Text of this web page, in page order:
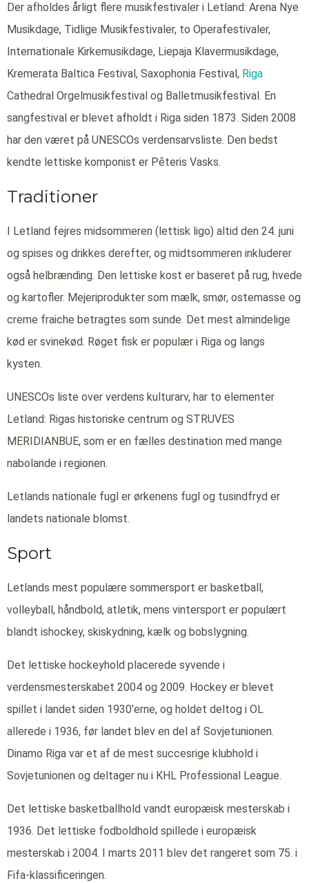
Der afholdes årligt flere musikfestivaler i Letland: Arena Nye
Musikdage, Tidlige Musikfestivaler, to Operafestivaler,
Internationale Kirkemusikdage, Liepaja Klavermusikdage,
Kremerata Baltica Festival, Saxophonia Festival, Riga
Cathedral Orgelmusikfestival og Balletmusikfestival. En
sangfestival er blevet afholdt i Riga siden 1873. Siden 2008
har den været på UNESCOs verdensarvsliste. Den bedst
kendte lettiske komponist er Pēteris Vasks.
Traditioner
I Letland fejres midsommeren (lettisk ligo) altid den 24. juni
og spises og drikkes derefter, og midtsommeren inkluderer
også helbrænding. Den lettiske kost er baseret på rug, hvede
og kartofler. Mejeriprodukter som mælk, smør, ostemasse og
creme fraiche betragtes som sunde. Det mest almindelige
kød er svinekød. Røget fisk er populær i Riga og langs
kysten.
UNESCOs liste over verdens kulturarv, har to elementer
Letland: Rigas historiske centrum og STRUVES
MERIDIANBUE, som er en fælles destination med mange
nabolande i regionen.
Letlands nationale fugl er ørkenens fugl og tusindfryd er
landets nationale blomst.
Sport
Letlands mest populære sommersport er basketball,
volleyball, håndbold, atletik, mens vintersport er populært
blandt ishockey, skiskydning, kælk og bobslygning.
Det lettiske hockeyhold placerede syvende i
verdensmesterskabet 2004 og 2009. Hockey er blevet
spillet i landet siden 1930’erne, og holdet deltog i OL
allerede i 1936, før landet blev en del af Sovjetunionen.
Dinamo Riga var et af de mest succesrige klubhold i
Sovjetunionen og deltager nu i KHL Professional League.
Det lettiske basketballhold vandt europæisk mesterskab i
1936. Det lettiske fodboldhold spillede i europæisk
mesterskab i 2004. I marts 2011 blev det rangeret som 75. i
Fifa-klassificeringen.